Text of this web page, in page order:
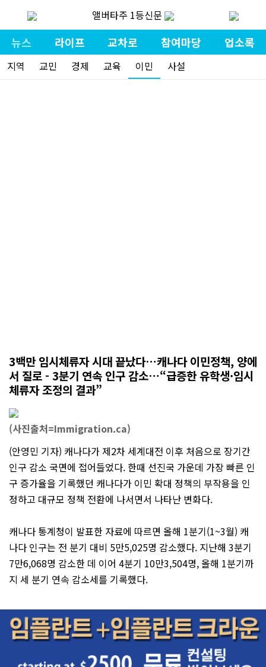
앨버타주 1등신문
뉴스 라이프 교차로 참여마당 업소록
지역 교민 경제 교육 이민 사설
3백만 임시체류자 시대 끝났다…캐나다 이민정책, 양에
서 질로 - 3분기 연속 인구 감소…“급증한 유학생·임시
체류자 조정의 결과”
(사진출처=Immigration.ca)
(안영민 기자) 캐나다가 제2차 세계대전 이후 처음으로 장기간
인구 감소 국면에 접어들었다. 한때 선진국 가운데 가장 빠른 인
구 증가율을 기록했던 캐나다가 이민 확대 정책의 부작용을 인
정하고 대규모 정책 전환에 나서면서 나타난 변화다.
캐나다 통계청이 발표한 자료에 따르면 올해 1분기(1~3월) 캐
나다 인구는 전 분기 대비 5만5,025명 감소했다. 지난해 3분기
7만6,068명 감소한 데 이어 4분기 10만3,504명, 올해 1분기까
지 세 분기 연속 감소세를 기록했다.